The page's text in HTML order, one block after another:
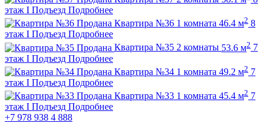
этаж I Подъезд Подробнее
Продана Квартира №36 1 комната 46.4 м2 8
этаж I Подъезд Подробнее
Продана Квартира №35 2 комнаты 53.6 м2 7
этаж I Подъезд Подробнее
Продана Квартира №34 1 комната 49.2 м2 7
этаж I Подъезд Подробнее
Продана Квартира №33 1 комната 45.4 м2 7
этаж I Подъезд Подробнее
+7 978 938 4 888